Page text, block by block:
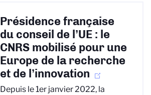
Présidence française
du conseil de l’UE : le
CNRS mobilisé pour une
Europe de la recherche
et de l’innovation
Depuis le 1er janvier 2022, la